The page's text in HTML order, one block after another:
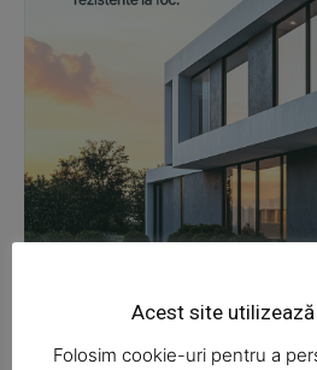
News
Magazine
Acest site
Folosim cookie-uri pentru a